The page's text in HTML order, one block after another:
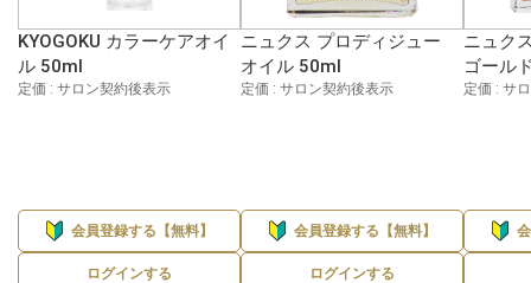
KYOGOKU カラーケアオイ
ル 50ml
定価 : サロン契約後表示
会員登録する【無料】
ログインする
ニュクス プロディジュー
オイル 50ml
定価 : サロン契約後表示
会員登録する【無料】
ログインする
ニュク
ゴール
定価 : サ